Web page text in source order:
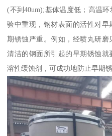
(不到40um);基体温度低；高温
验中重现，钢材表面的活性对
期锈蚀严重。例如，经喷丸研
清洁的钢面所引起的早期锈蚀
溶性缓蚀剂，可成功地防止早期锈